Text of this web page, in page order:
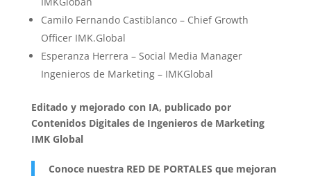
Camilo Fernando Castiblanco – Chief Growth
Officer IMK.Global
Esperanza Herrera – Social Media Manager
Ingenieros de Marketing – IMKGlobal
Editado y mejorado con IA, publicado por
Contenidos Digitales de Ingenieros de Marketing
IMK Global
Conoce nuestra RED DE PORTALES que mejoran